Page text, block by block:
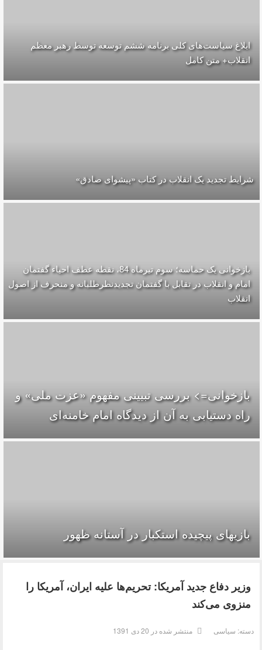
ابلاغ سیاست‌های کلی برنامه ششم توسعه توسط رهبر معظم
انقلاب+ متن کامل
شرایط تجدید یک انقلاب در کتاب «پیشوای صادق»
بازخوانی یک حماسه؛ سوم تیرماه 84، نقطه عطف احیاء گفتمان
امام و انقلاب در تقابل با گفتمان تجدیدنظرطلبانه و منحرف از اصول
انقلاب
بازخوانی=> بررسی تبیینی مفهوم «عزت ملی» و
راه دستیابی به آن از دیدگاه امام خامنه‌ای
بازیهای پیچیده استکبار در آستانه ظهور
وزیر دفاع جدید آمریکا: تحریم‌ها علیه ایران، آمریکا را
منزوی می‌کند
دسته: سیاسی منتشر شده در 20 دی 1391